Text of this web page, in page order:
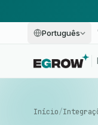
Português
Início/